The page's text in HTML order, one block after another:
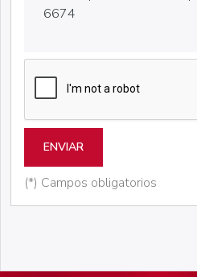
ENVIAR
(*) Campos obligatorios